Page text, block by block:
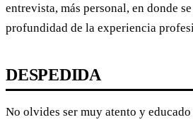
entrevista, más personal, en donde
profundidad de la experiencia
DESPEDIDA
No olvides ser muy atento y